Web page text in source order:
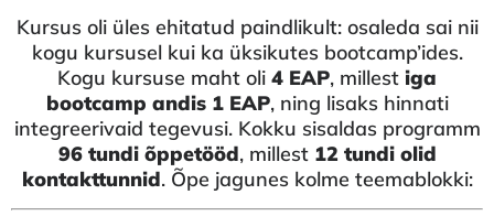
Kursus oli üles ehitatud paindlikult: osaleda sai nii
kogu kursusel kui ka üksikutes bootcamp’ides.
Kogu kursuse maht oli 4 EAP, millest iga
bootcamp andis 1 EAP, ning lisaks hinnati
integreerivaid tegevusi. Kokku sisaldas programm
96 tundi õppetööd, millest 12 tundi olid
kontakttunnid. Õpe jagunes kolme teemablokki: